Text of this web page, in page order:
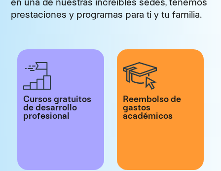
prestaciones y programas para ti y tu familia.
Cursos gratuitos
de desarrollo
profesional
Reembolso de
gastos
académicos